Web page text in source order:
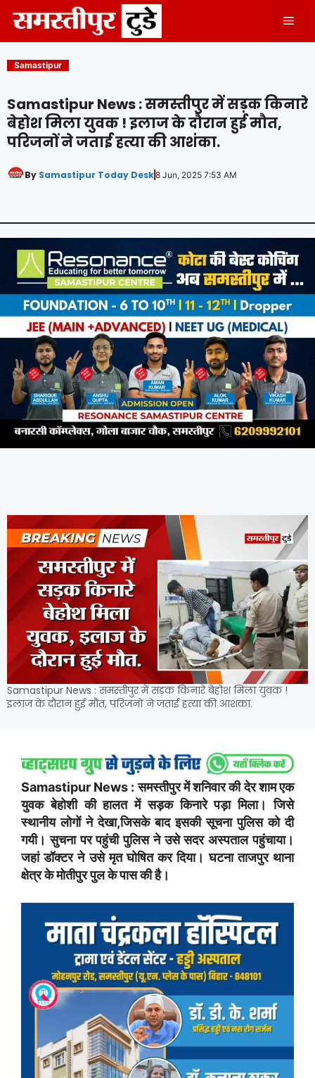
content
Samastipur
Samastipur News : समस्तीपुर में सड़क किनारे
बेहोश मिला युवक ! इलाज के दौरान हुई मौत,
परिजनों ने जताई हत्या की आशंका.
By Samastipur Today Desk8 Jun, 2025 7:53 AM
Samastipur News : समस्तीपुर में सड़क किनारे बेहोश मिला युवक !
इलाज के दौरान हुई मौत, परिजनों ने जताई हत्या की आशंका.
Samastipur News : समस्तीपुर में शनिवार की देर शाम एक
युवक बेहोशी की हालत में सड़क किनारे पड़ा मिला। जिसे
स्थानीय लोगों ने देखा,जिसके बाद इसकी सूचना पुलिस को दी
गयी। सुचना पर पहुंची पुलिस ने उसे सदर अस्पताल पहुंचाया।
जहां डॉक्टर ने उसे मृत घोषित कर दिया। घटना ताजपुर थाना
क्षेत्र के मोतीपुर पुल के पास की है।